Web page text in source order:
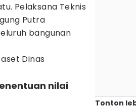
Pelaksana Teknis
Putra
bangunan
Dinas
nilai
Tonton